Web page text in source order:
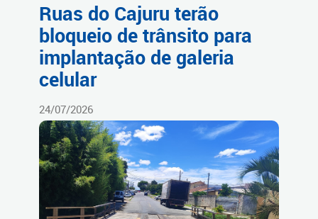
Ruas do Cajuru terão
bloqueio de trânsito para
implantação de galeria
celular
24/07/2026